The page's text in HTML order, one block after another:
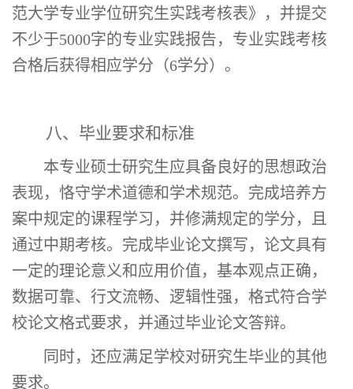
范大学专业学位研究生实践考核表》，并提交
不少于5000字的专业实践报告，专业实践考核
合格后获得相应学分 （6学分） 。
八、毕业要求和标准
本专业硕士研究生应具备良好的思想政治
表现，恪守学术道德和学术规范。完成培养方
案中规定的课程学习，并修满规定的学分，且
通过中期考核。完成毕业论文撰写，论文具有
一定的理论意义和应用价值，基本观点正确，
数据可靠、行文流畅、逻辑性强，格式符合学
校论文格式要求，并通过毕业论文答辩。
同时，还应满足学校对研究生毕业的其他
要求。